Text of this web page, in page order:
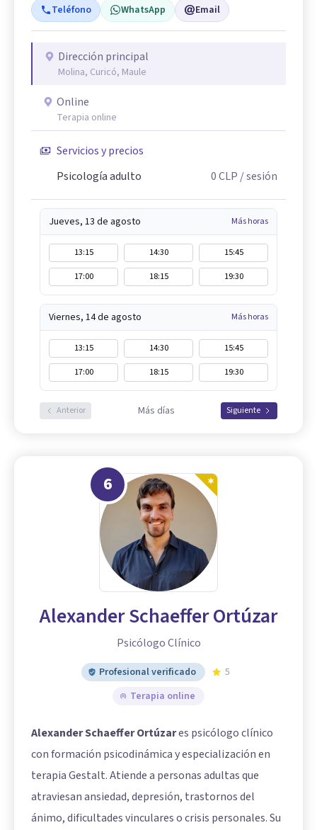
Teléfono WhatsApp Email
Dirección principal
Molina, Curicó, Maule
Online
Terapia online
Servicios y precios
Psicología adulto
0CLP / sesión
Jueves, 13 de agosto Más horas
13:15 14:30
15:45
17:00
18:15 19:30
Viernes, 14 de agosto Más horas
13:15 14:30
15:45
17:00
18:15 19:30
Anterior Más días Siguiente
6
Alexander Schaeffer Ortúzar
Psicólogo Clínico
Profesional verificado
5
Terapia online
Alexander Schaeffer Ortúzares psicólogo clínico
con formación psicodinámica y especialización en
terapia Gestalt. Atiende a personas adultas que
atraviesan ansiedad, depresión, trastornos del
ánimo, dificultades vinculares o crisis personales. Su